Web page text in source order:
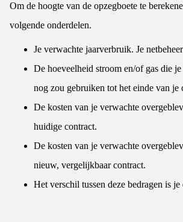
Om de hoogte van de opzegboete te
volgende onderdelen.
Je verwachte jaarverbruik. Je
De hoeveelheid stroom en/of gas die je
nog zou gebruiken tot het einde van je
De kosten van je verwachte
huidige contract.
De kosten van je verwachte
nieuw, vergelijkbaar contract.
Het verschil tussen deze bedragen is je